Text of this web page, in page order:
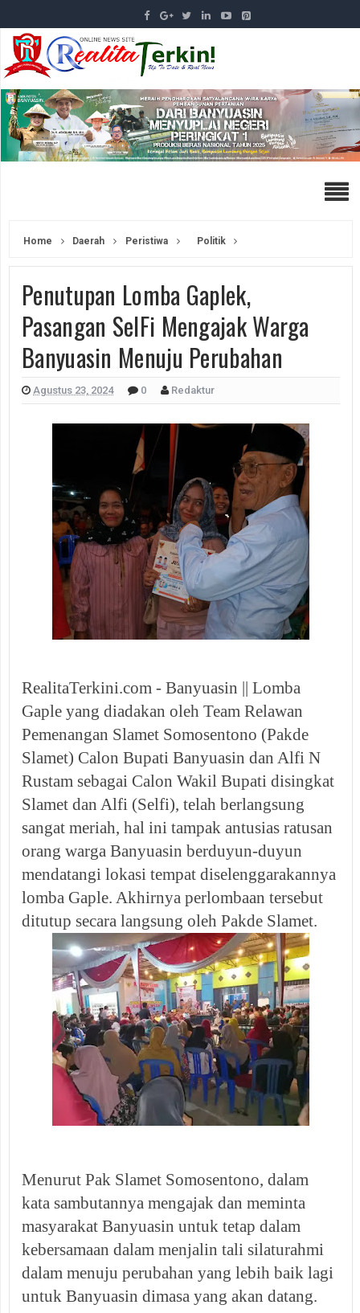
Home Daerah Peristiwa Politik
Penutupan Lomba Gaplek,
Pasangan SelFi Mengajak Warga
Banyuasin Menuju Perubahan
Agustus 23, 2024 0 Redaktur
RealitaTerkini.com - Banyuasin || Lomba
Gaple yang diadakan oleh Team Relawan
Pemenangan Slamet Somosentono (Pakde
Slamet) Calon Bupati Banyuasin dan Alfi N
Rustam sebagai Calon Wakil Bupati disingkat
Slamet dan Alfi (Selfi), telah berlangsung
sangat meriah, hal ini tampak antusias ratusan
orang warga Banyuasin berduyun-duyun
mendatangi lokasi tempat diselenggarakannya
lomba Gaple. Akhirnya perlombaan tersebut
ditutup secara langsung oleh Pakde Slamet.
Menurut Pak Slamet Somosentono, dalam
kata sambutannya mengajak dan meminta
masyarakat Banyuasin untuk tetap dalam
kebersamaan dalam menjalin tali silaturahmi
dalam menuju perubahan yang lebih baik lagi
untuk Banyuasin dimasa yang akan datang.